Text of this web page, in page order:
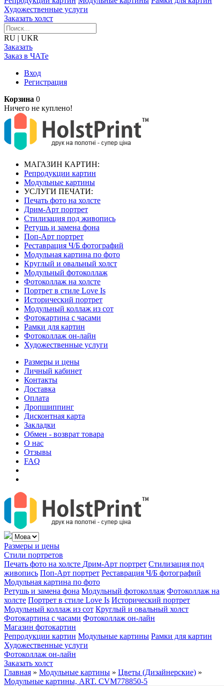
Художественные услуги
Заказать холст
RU | UKR
Заказать
Заказ в ЧАТе
Вход
Регистрация
Корзина 0
Ничего не куплено!
МАГАЗИН КАРТИН:
Репродукции картин
Модульные картины
УСЛУГИ ПЕЧАТИ:
Печать фото на холсте
Дрим-Арт портрет
Стилизация под живопись
Ретушь и замена фона
Поп-Арт портрет
Реставрация Ч/Б фотографий
Модульная картина по фото
Круглый и овальный холст
Модульный фотоколлаж
Фотоколлаж на холсте
Портрет в стиле Love Is
Исторический портрет
Модульный коллаж из сот
Фотокартина с часами
Рамки для картин
Фотоколлаж он-лайн
Художественные услуги
Размеры и цены
Личный кабинет
Контакты
Доставка
Оплата
Дропшиппинг
Дисконтная карта
Закладки
Обмен - возврат товара
О нас
Отзывы
FAQ
Размеры и цены
Стили портретов
Печать фото на холсте Дрим-Арт портрет Стилизация под
живопись Поп-Арт портрет Реставрация Ч/Б фотографий
Модульная картина по фото
Ретушь и замена фона Модульный фотоколлаж Фотоколлаж на
холсте Портрет в стиле Love Is Исторический портрет
Модульный коллаж из сот Круглый и овальный холст
Фотокартина с часами Фотоколлаж он-лайн
Магазин фотокартин
Репродукции картин Модульные картины Рамки для картин
Художественные услуги
Фотоколлаж он-лайн
Заказать холст
Главная » Модульные картины » Цветы (Дизайнерские) »
Модульные картины, ART. CVM778850-5